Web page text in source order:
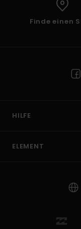
Finde einen
HILFE
ELEMENT